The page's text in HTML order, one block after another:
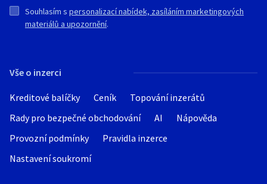
Vše o inzerci
Kreditové balíčky Ceník
Topování inzerátů
Rady pro bezpečné obchodování
AI
Nápověda
Provozní podmínky
Pravidla inzerce
Nastavení soukromí
Souhlasím s personalizací nabídek, zasíláním marketingových
materiálů a upozornění.